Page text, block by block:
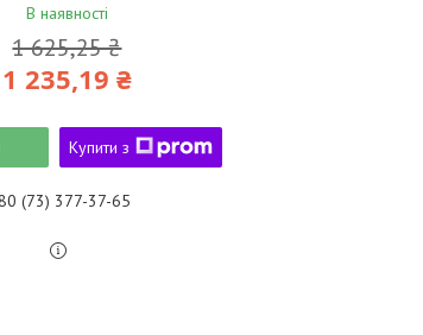
В наявності
1 625,25 ₴
1 235,19 ₴
Купити з
(73) 377-37-65